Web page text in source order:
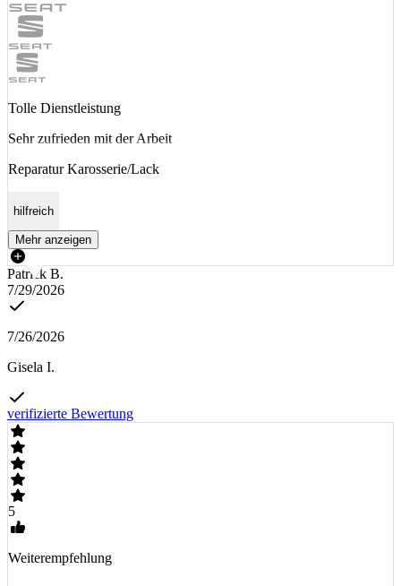
Tolle Dienstleistung
Sehr zufrieden mit der Arbeit
Reparatur Karosserie/Lack
hilfreich
Mehr anzeigen
Patrick B.
7/29/2026
7/26/2026
Gisela I.
verifizierte Bewertung
5
Weiterempfehlung